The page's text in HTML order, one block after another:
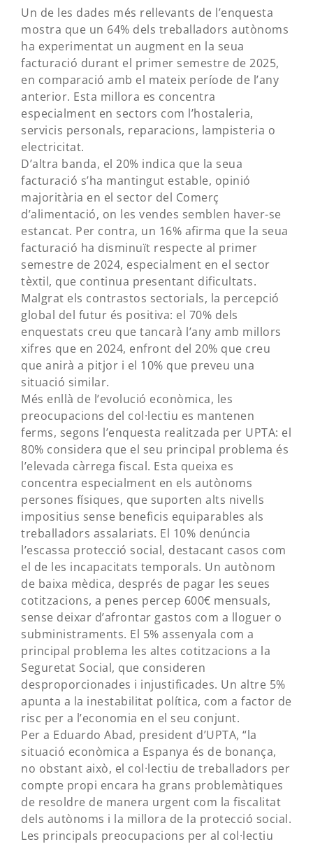
Un de les dades més rellevants de l’enquesta
mostra que un 64% dels treballadors autònoms
ha experimentat un augment en la seua
facturació durant el primer semestre de 2025,
en comparació amb el mateix període de l’any
anterior. Esta millora es concentra
especialment en sectors com l’hostaleria,
servicis personals, reparacions, lampisteria o
electricitat.
D’altra banda, el 20% indica que la seua
facturació s’ha mantingut estable, opinió
majoritària en el sector del Comerç
d’alimentació, on les vendes semblen haver-se
estancat. Per contra, un 16% afirma que la seua
facturació ha disminuït respecte al primer
semestre de 2024, especialment en el sector
tèxtil, que continua presentant dificultats.
Malgrat els contrastos sectorials, la percepció
global del futur és positiva: el 70% dels
enquestats creu que tancarà l’any amb millors
xifres que en 2024, enfront del 20% que creu
que anirà a pitjor i el 10% que preveu una
situació similar.
Més enllà de l’evolució econòmica, les
preocupacions del col·lectiu es mantenen
ferms, segons l’enquesta realitzada per UPTA: el
80% considera que el seu principal problema és
l’elevada càrrega fiscal. Esta queixa es
concentra especialment en els autònoms
persones físiques, que suporten alts nivells
impositius sense beneficis equiparables als
treballadors assalariats. El 10% denúncia
l’escassa protecció social, destacant casos com
el de les incapacitats temporals. Un autònom
de baixa mèdica, després de pagar les seues
cotitzacions, a penes percep 600€ mensuals,
sense deixar d’afrontar gastos com a lloguer o
subministraments. El 5% assenyala com a
principal problema les altes cotitzacions a la
Seguretat Social, que consideren
desproporcionades i injustificades. Un altre 5%
apunta a la inestabilitat política, com a factor de
risc per a l’economia en el seu conjunt.
Per a Eduardo Abad, president d’UPTA, “la
situació econòmica a Espanya és de bonança,
no obstant això, el col·lectiu de treballadors per
compte propi encara ha grans problemàtiques
de resoldre de manera urgent com la fiscalitat
dels autònoms i la millora de la protecció social.
Les principals preocupacions per al col·lectiu